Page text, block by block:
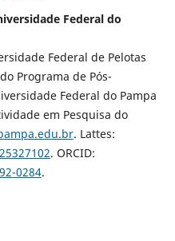
Federal do
Federal de Pelotas
Programa de Pós-
Federal do Pampa
em Pesquisa do
. Lattes:
. ORCID:
0284.